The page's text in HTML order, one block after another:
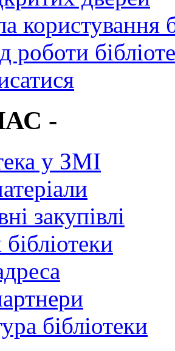
користування
роботи
-
у ЗМІ
закупівлі
бібліотеки
бібліотеки